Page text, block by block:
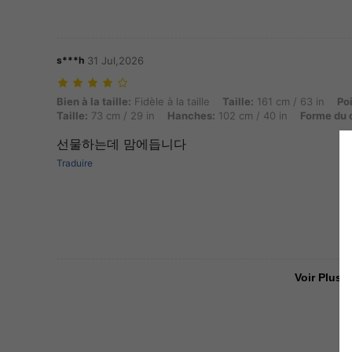
s***h 31 Jul,2026
Bien à la taille: Fidèle à la taille, Taille: 161 cm / 63 in, Poids: 55 kg
Bien à la taille: Fidèle à la taille Taille: 161 cm / 63 in
Taille: 73 cm / 29 in Hanches: 102 cm / 40 in Forme du
선물하는데 맘에듭니다
Traduire
Voir Plus